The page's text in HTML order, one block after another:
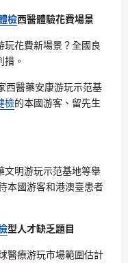
檢西醫體驗花費場景
玩花費新場景？全國良
。
西醫藥安康游玩示范基
檢的本國游客、留先生
文明游玩示范基地等舉
本國游客和港澳臺患者
型人才缺乏題目
醫療游玩市場範圍估計